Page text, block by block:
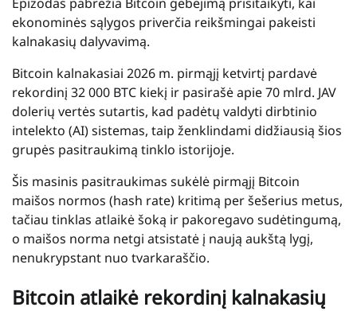
ekonominės sąlygos priverčia reikšmingai pakeisti
kalnakasių dalyvavimą.
Bitcoin kalnakasiai 2026 m. pirmąjį ketvirtį pardavė
rekordinį 32 000 BTC kiekį ir pasirašė apie 70 mlrd. JAV
dolerių vertės sutartis, kad padėtų valdyti dirbtinio
intelekto (AI) sistemas, taip ženklindami didžiausią šios
grupės pasitraukimą tinklo istorijoje.
Šis masinis pasitraukimas sukėlė pirmąjį Bitcoin
maišos normos (hash rate) kritimą per šešerius metus,
tačiau tinklas atlaikė šoką ir pakoregavo sudėtingumą,
o maišos norma netgi atsistatė į naują aukštą lygį,
nenukrypstant nuo tvarkaraščio.
Bitcoin atlaikė rekordinį kalnakasių